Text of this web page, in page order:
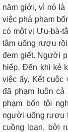
năm giới, vì nó là
việc phá phạm
có một vị Ưu-bà-
tâm uống rượu
đem giết. Người
hiếp. Ðến khi kẻ
việc ấy. Kết cuộc
đã phạm luôn
phạm bốn tội
người uống rượu
cuồng loạn, bởi